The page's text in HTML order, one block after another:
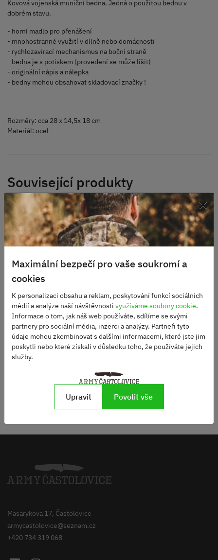
Kovová vojenská muniční bedna. Jedná o použitou bednu v
dobrém stavu.
- horní madlo pro přenášení
- mnohostranné využití v dílně nebo domácnosti
- rychlozavírací mechanismus na boční straně
- bedna je s potiskem (provedení se může lišit)
- originální nápis a nálepka
- bedny mohou obsahovat skladovací značky !
Rozměry: cca 28 x 14,5x 18 cm
Materiál: ocel
Související produkty
muniční bedny
Skladem
220 Kč
SLEDUJTE NÁS NA NAŠEM
Masarykova 17, Častolovice
armycastolovice@seznam.cz
+420 734 319 068
×
Maximální bezpečí pro vaše soukromí a
cookies
K personalizaci obsahu a reklam, poskytování funkcí sociálních
médií a analýze naší návštěvnosti využíváme soubory cookie.
Informace o tom, jak náš web používáte, sdílíme se svými
partnery pro sociální média, inzerci a analýzy. Partneři tyto
údaje mohou zkombinovat s dalšími informacemi, které jste jim
poskytli nebo které získali v důsledku toho, že používáte jejich
služby.
Upravit Povolit vše